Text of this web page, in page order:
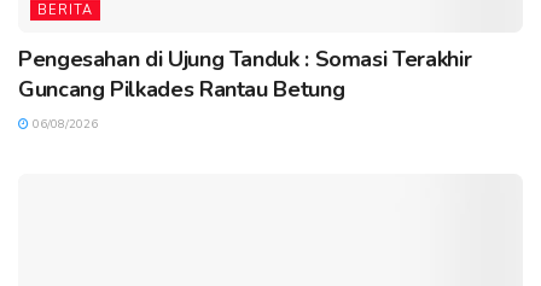
BERITA
Pengesahan di Ujung Tanduk : Somasi Terakhir
Guncang Pilkades Rantau Betung
06/08/2026